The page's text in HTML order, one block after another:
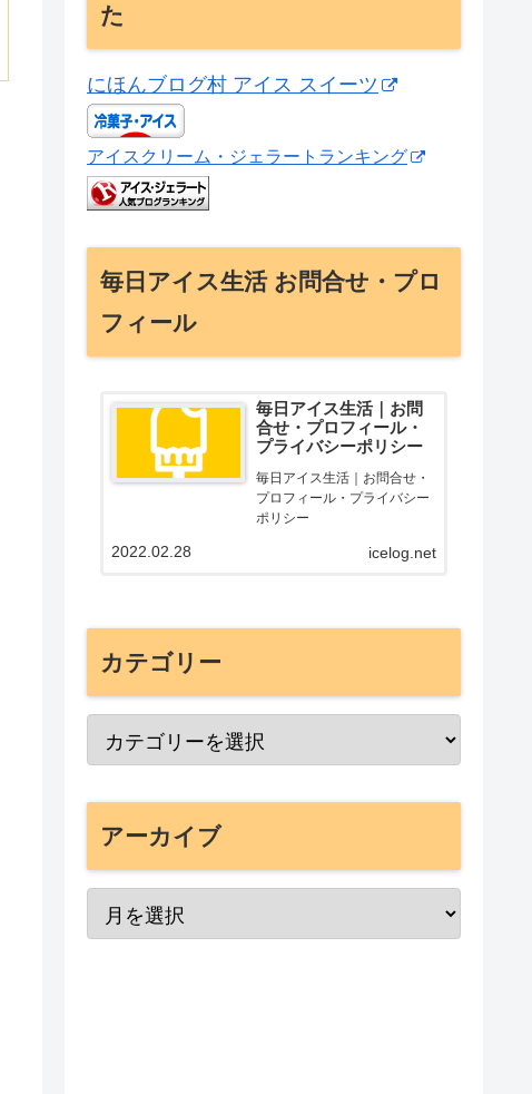
た
にほんブログ村 アイス スイーツ
アイスクリーム・ジェラートランキング
毎日アイス生活 お問合せ・プロ
フィール
毎日アイス生活｜お問
合せ・プロフィール・
プライバシーポリシー
毎日アイス生活｜お問合せ・
プロフィール・プライバシー
ポリシー
icelog.net
2022.02.28
カテゴリー
アーカイブ